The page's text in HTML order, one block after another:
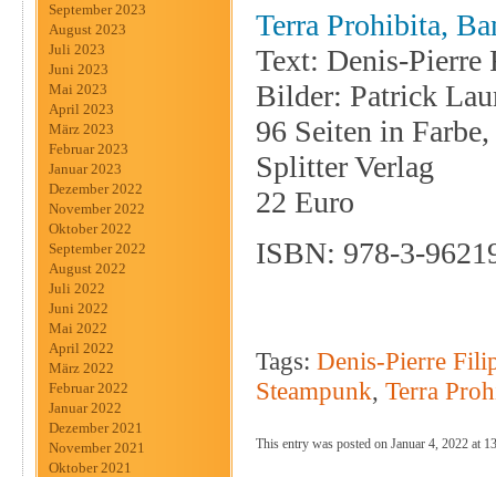
September 2023
August 2023
Juli 2023
Juni 2023
Mai 2023
April 2023
März 2023
Februar 2023
Januar 2023
Dezember 2022
November 2022
Oktober 2022
September 2022
August 2022
Juli 2022
Juni 2022
Mai 2022
April 2022
März 2022
Februar 2022
Januar 2022
Dezember 2021
November 2021
Oktober 2021
Terra Prohibita,
Text: Denis-
Bilder: Patrick
96 Seiten in
Splitter Verlag
22 Euro
ISBN: 978-3-
Tags: Denis-Pierre
Steampunk, Terra
This entry was posted on Januar 4, 2022 at